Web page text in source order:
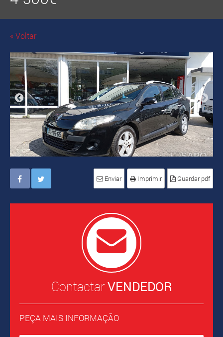
« Voltar
Enviar Imprimir Guardar pdf
ContactarVENDEDOR
PEÇA MAIS INFORMAÇÃO